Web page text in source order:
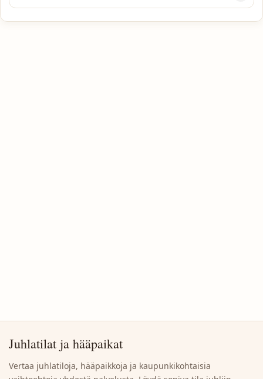
Juhlatilat ja hääpaikat
Vertaa juhlatiloja, hääpaikkoja ja kaupunkikohtaisia